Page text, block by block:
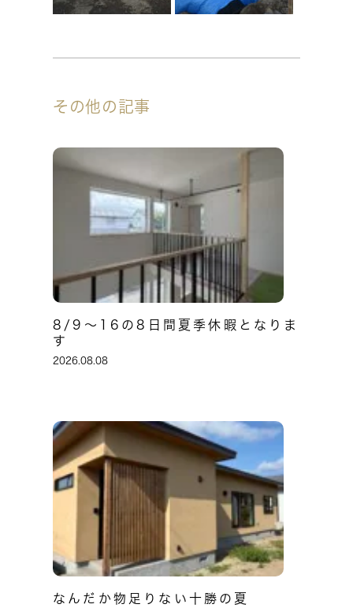
その他の記事
8/9～16の8日間夏季休暇となりま
す
2026.08.08
なんだか物足りない十勝の夏